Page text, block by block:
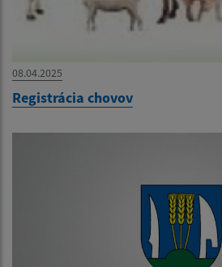
08.04.2025
Registrácia chovov